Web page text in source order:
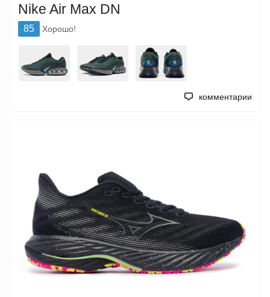
Nike Air Max DN
85 Хорошо!
комментарии